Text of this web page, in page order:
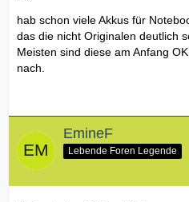
hab schon viele Akkus für
das die nicht Originalen deutlich
Meisten sind diese am Anfang
nach.
EmineF
Lebende Foren Legende